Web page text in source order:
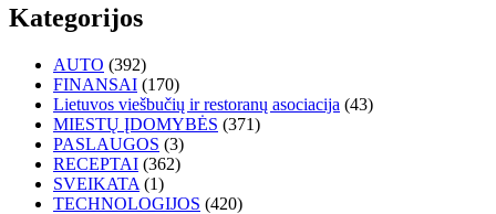
Kategorijos
AUTO (392)
FINANSAI (170)
Lietuvos viešbučių ir restoranų asociacija (43)
MIESTŲ ĮDOMYBĖS (371)
PASLAUGOS (3)
RECEPTAI (362)
SVEIKATA (1)
TECHNOLOGIJOS (420)